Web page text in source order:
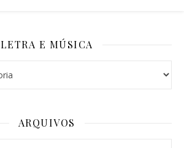
LETRA E MÚSICA
ARQUIVOS